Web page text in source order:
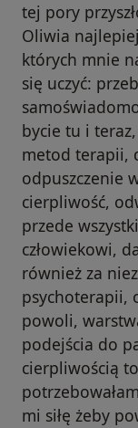
tej pory
Oliwia
których mnie
się uczyć:
bycie tu i
metod terapii,
odpuszczenie
cierpliwość,
przede
człowiekowi,
również za
psychoterapii,
powoli,
podejścia do
cierpliwością
mi siłę żeby